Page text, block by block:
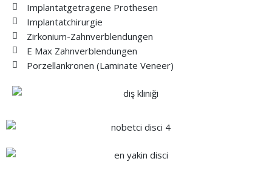
Implantatgetragene Prothesen
Implantatchirurgie
Zirkonium-Zahnverblendungen
E Max Zahnverblendungen
Porzellankronen (Laminate Veneer)